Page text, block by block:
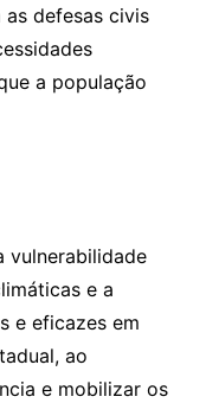
defesas civis
a população
vulnerabilidade
e a
e eficazes em
ao
e mobilizar os